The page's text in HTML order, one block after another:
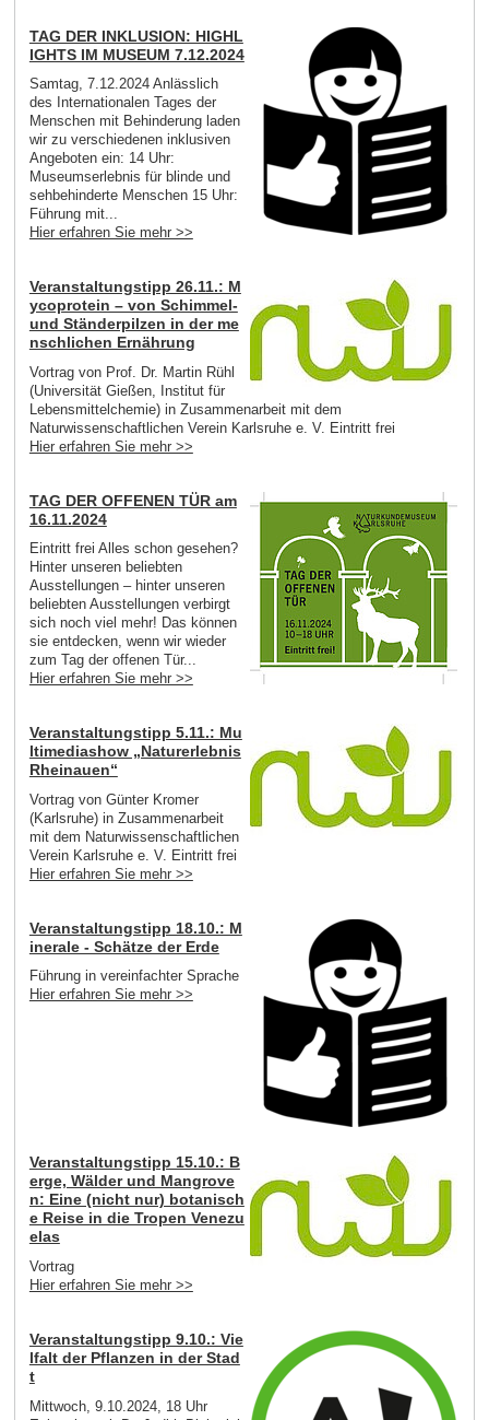
TAG DER INKLUSION: HIGHL
IGHTS IM MUSEUM 7.12.2024
Samtag, 7.12.2024 Anlässlich
des Internationalen Tages der
Menschen mit Behinderung laden
wir zu verschiedenen inklusiven
Angeboten ein: 14 Uhr:
Museumserlebnis für blinde und
sehbehinderte Menschen 15 Uhr:
Führung mit...
Hier erfahren Sie mehr >>
Veranstaltungstipp 26.11.: M
ycoprotein – von Schimmel-
und Ständerpilzen in der me
nschlichen Ernährung
Vortrag von Prof. Dr. Martin Rühl
(Universität Gießen, Institut für
Lebensmittelchemie) in Zusammenarbeit mit dem
Naturwissenschaftlichen Verein Karlsruhe e. V. Eintritt frei
Hier erfahren Sie mehr >>
TAG DER OFFENEN TÜR am
16.11.2024
Eintritt frei Alles schon gesehen?
Hinter unseren beliebten
Ausstellungen – hinter unseren
beliebten Ausstellungen verbirgt
sich noch viel mehr! Das können
sie entdecken, wenn wir wieder
zum Tag der offenen Tür...
Hier erfahren Sie mehr >>
Veranstaltungstipp 5.11.: Mu
ltimediashow „Naturerlebnis
Rheinauen“
Vortrag von Günter Kromer
(Karlsruhe) in Zusammenarbeit
mit dem Naturwissenschaftlichen
Verein Karlsruhe e. V. Eintritt frei
Hier erfahren Sie mehr >>
Veranstaltungstipp 18.10.: M
inerale - Schätze der Erde
Führung in vereinfachter Sprache
Hier erfahren Sie mehr >>
Veranstaltungstipp 15.10.: B
erge, Wälder und Mangrove
n: Eine (nicht nur) botanisch
e Reise in die Tropen Venezu
elas
Vortrag
Hier erfahren Sie mehr >>
Veranstaltungstipp 9.10.: Vie
lfalt der Pflanzen in der Stad
t
Mittwoch, 9.10.2024, 18 Uhr